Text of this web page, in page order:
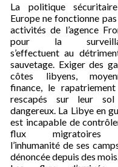
La politique
Europe ne fonctionne pas
activités de l’agence
pour la
s’effectuent au
sauvetage. Exiger des
côtes libyens,
finance, le
rescapés sur leur
dangereux. La Libye en
est incapable de
flux
l’inhumanité de ses
dénoncée depuis des